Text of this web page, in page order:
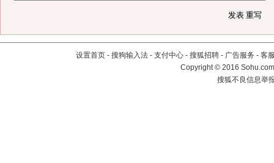
设置首页 - 搜狗输入法 - 支付中心 - 搜狐招聘 - 广告服务 - 客
Copyright©2016
搜狐不良信息举